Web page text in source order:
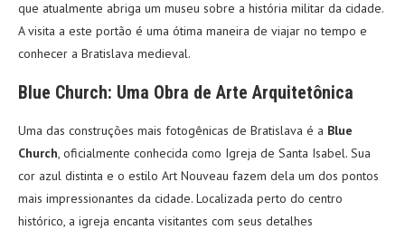
que atualmente abriga um museu sobre a história militar da cidade.
A visita a este portão é uma ótima maneira de viajar no tempo e
conhecer a Bratislava medieval.
Blue Church: Uma Obra de Arte Arquitetônica
Uma das construções mais fotogênicas de Bratislava é a Blue
Church, oficialmente conhecida como Igreja de Santa Isabel. Sua
cor azul distinta e o estilo Art Nouveau fazem dela um dos pontos
mais impressionantes da cidade. Localizada perto do centro
histórico, a igreja encanta visitantes com seus detalhes